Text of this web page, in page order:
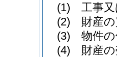
(1)
工事
(2)
財産
(3)
物件
(4)
財産